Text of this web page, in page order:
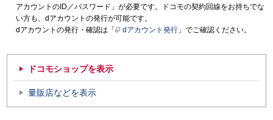
アカウントのID／パスワード」が必要です。ドコモの契約回線をお持ちでな
い方も、dアカウントの発行が可能です。
dアカウントの発行・確認は「
dアカウント発行 」でご確認ください。
ドコモショップを表示
量販店などを表示